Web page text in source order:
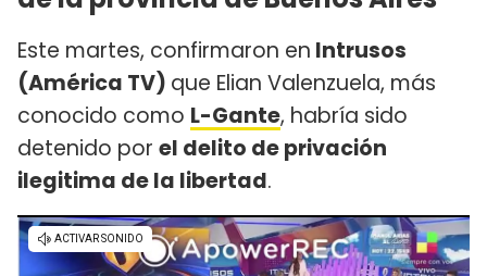
Este martes, confirmaron en Intrusos
(América TV) que Elian Valenzuela, más
conocido como L-Gante, habría sido
detenido por el delito de privación
ilegitima de la libertad.